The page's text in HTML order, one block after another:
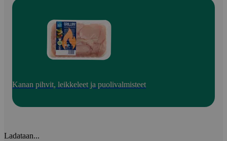
Kanan pihvit, leikkeleet ja puolivalmisteet
Ladataan...